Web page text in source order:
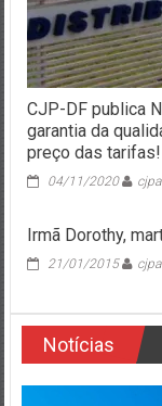
CJP-DF publica
garantia da
preço das tarifas!
04/11/2020
Irmã Dorothy,
21/01/2015
Notícias